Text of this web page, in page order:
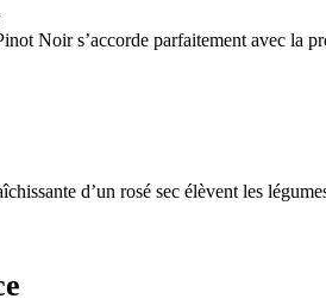
Noir s’accorde parfaitement avec la
d’un rosé sec élèvent les